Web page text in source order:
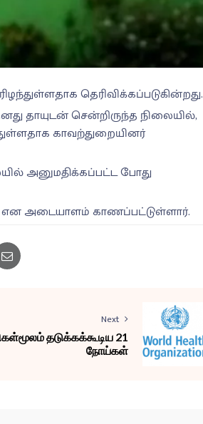
தெரிவிக்கப்படுகின்றது.
தாயுடன் சென்றிருந்த நிலையில்,
காவற்துறையினர்
அனுமதிக்கப்பட்ட போது
என அடையாளம் காணப்பட்டுள்ளார்.
Next
தடுக்கக்கூடிய 21
நோய்கள்